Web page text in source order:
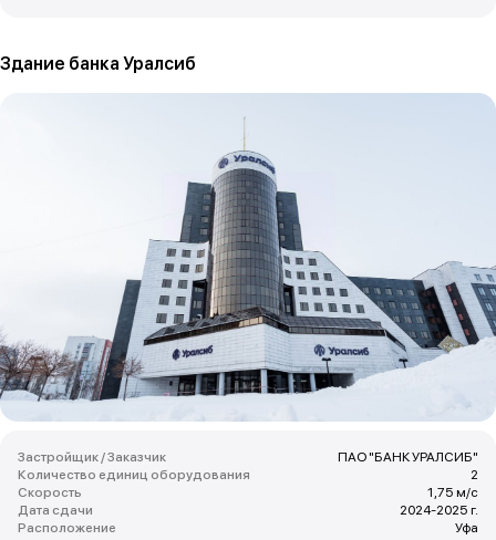
Здание банка Уралсиб
Застройщик / Заказчик
ПАО "БАНК УРАЛСИБ"
Количество единиц оборудования
2
Скорость
1,75 м/с
Дата сдачи
2024-2025 г.
Расположение
Уфа